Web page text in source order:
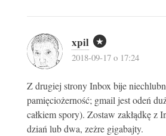
xpil
2018-09-17 o 17:24
Z drugiej strony Inbox bije
pamięciożerność; gmail jest odeń
całkiem spory). Zostaw zakłądkę z
dziań lub dwa, zeżre gigabajty.